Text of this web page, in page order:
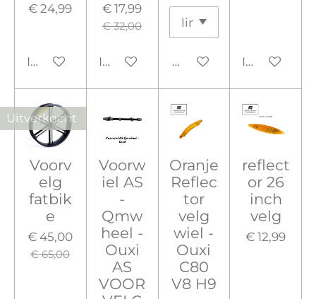
€ 24,99
In winkelwagen
€ 17,99
€ 32,00
In winkelwagenHoud mij op de hoogte
In
Uitverkocht
Voorv
elg
fatbik
e
€ 45,00
€ 65,00
Voorw
iel AS
-
Qmw
heel -
Ouxi
AS
VOOR
Oranje
Reflec
tor
velg
wiel -
Ouxi
C80
V8 H9
reflect
or 26
inch
velg
€ 12,99